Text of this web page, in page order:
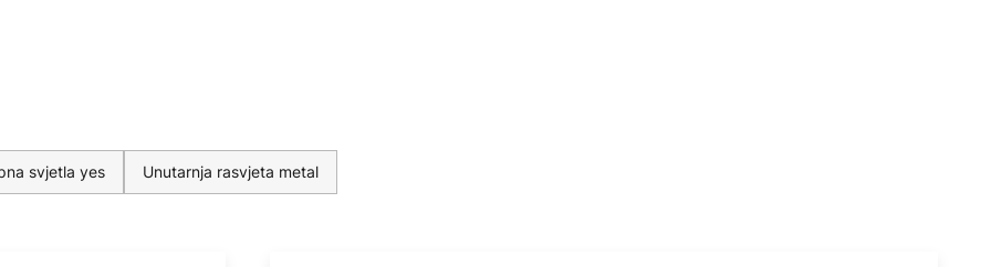
svjetla yes Unutarnja rasvjeta metal